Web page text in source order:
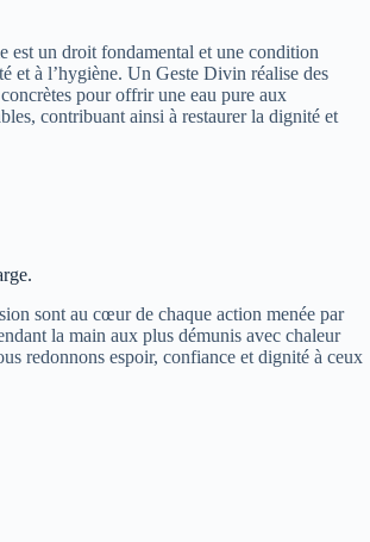
est un droit fondamental et une condition
et à l’hygiène. Un Geste Divin réalise des
pour offrir une eau pure aux
contribuant ainsi à restaurer la dignité et
sont au cœur de chaque action menée par
la main aux plus démunis avec chaleur
redonnons espoir, confiance et dignité à ceux